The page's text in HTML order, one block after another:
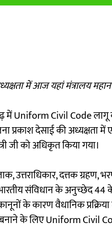
में आज यहां मंत्रालय
में Uniform Civil Code
प्रकाश देसाई की
जी को अधिकृत किया गया।
उत्तराधिकार, दत्तक ग्रहण,
संविधान के अनुच्छेद 44
के कारण वैधानिक
के लिए Uniform Civil